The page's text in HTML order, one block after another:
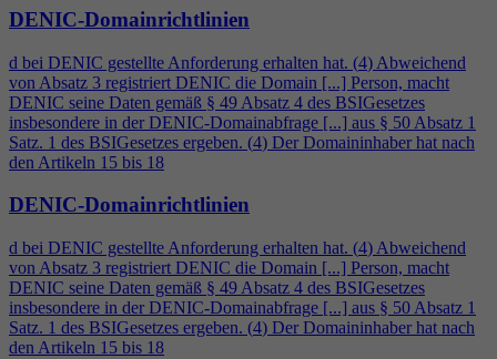
DENIC-Domainrichtlinien
d bei DENIC gestellte Anforderung erhalten hat. (4) Abweichend
von Absatz 3 registriert DENIC die Domain [...] Person, macht
DENIC seine Daten gemäß § 49 Absatz 4 des BSIGesetzes
insbesondere in der DENIC-Domainabfrage [...] aus § 50 Absatz 1
Satz. 1 des BSIGesetzes ergeben. (4) Der Domaininhaber hat nach
den Artikeln 15 bis 18
DENIC-Domainrichtlinien
d bei DENIC gestellte Anforderung erhalten hat. (4) Abweichend
von Absatz 3 registriert DENIC die Domain [...] Person, macht
DENIC seine Daten gemäß § 49 Absatz 4 des BSIGesetzes
insbesondere in der DENIC-Domainabfrage [...] aus § 50 Absatz 1
Satz. 1 des BSIGesetzes ergeben. (4) Der Domaininhaber hat nach
den Artikeln 15 bis 18